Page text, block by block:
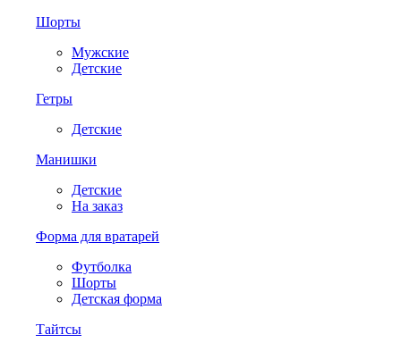
Шорты
Мужские
Детские
Гетры
Детские
Манишки
Детские
На заказ
Форма для вратарей
Футболка
Шорты
Детская форма
Тайтсы